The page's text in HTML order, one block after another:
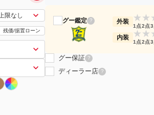
残価/据置ローン
グー鑑定 ? 外装 ★
1点
★
2点
内装 ★
1点
★
2点
グー保証 ?
ディーラー店 ?